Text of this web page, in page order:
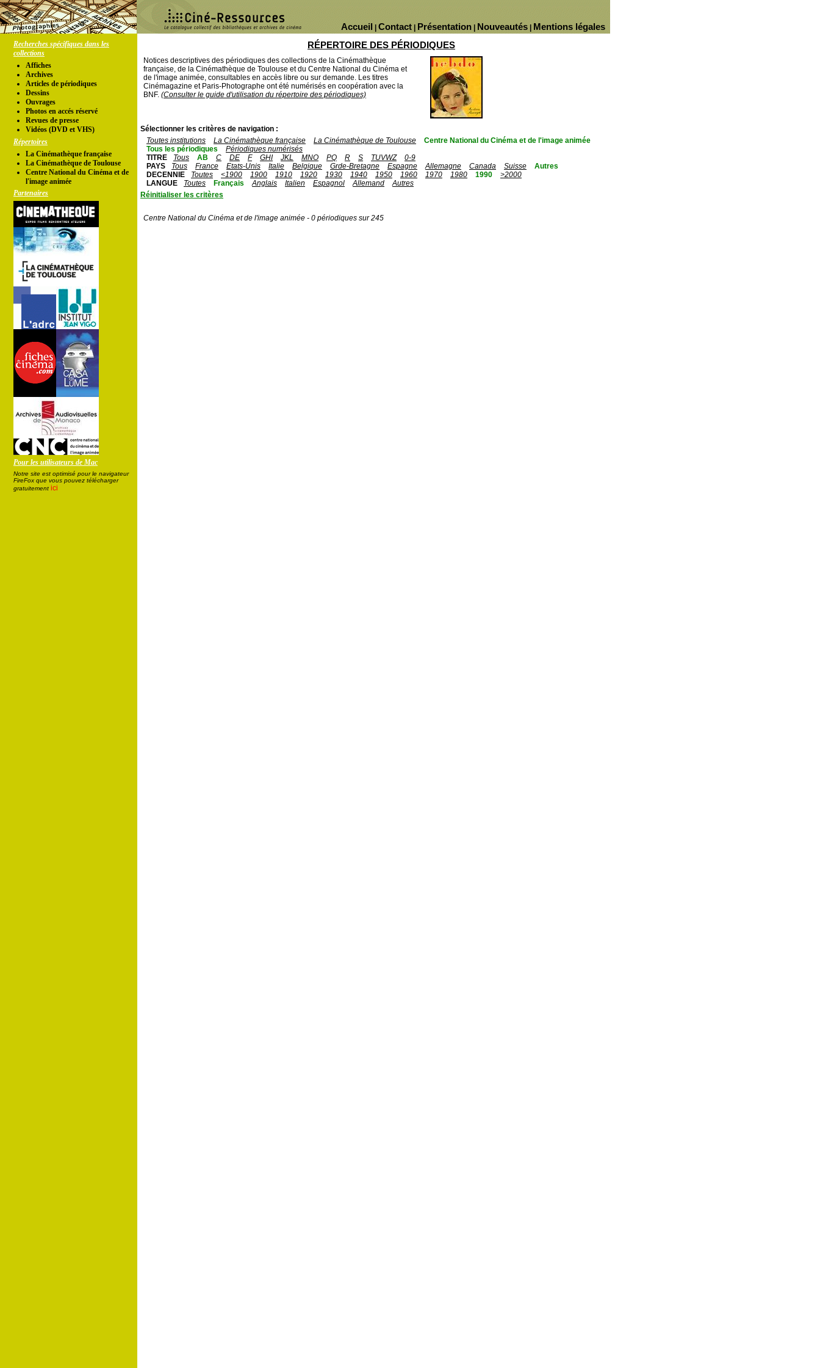
Mentions légales
Nouveautés
Présentation
Contact
Accueil
Recherches spécifiques dans les
collections
Affiches
Archives
Articles de périodiques
Dessins
Ouvrages
Photos en accés réservé
Revues de presse
Vidéos (DVD et VHS)
Répertoires
La Cinémathèque française
La Cinémathèque de Toulouse
Centre National du Cinéma et de
l'image animée
Partenaires
Pour les utilisateurs de Mac
Notre site est optimisé pour le navigateur
FireFox que vous pouvez télécharger
gratuitement ici
RÉPERTOIRE DES PÉRIODIQUES
Notices descriptives des périodiques des collections de la Cinémathèque
française, de la Cinémathèque de Toulouse et du Centre National du Cinéma et
de l'image animée, consultables en accès libre ou sur demande. Les titres
Cinémagazine et Paris-Photographe ont été numérisés en coopération avec la
BNF. (Consulter le guide d'utilisation du répertoire des périodiques)
Sélectionner les critères de navigation :
Toutes institutions
La Cinémathèque française La Cinémathèque de Toulouse
Centre National du Cinéma et de l'image animée
Tous les périodiques
Périodiques numérisés
TITRE
Tous AB C DE F GHI JKL MNO PQ R S TUVWZ
0-9
PAYS
Tous France Etats-Unis Italie Belgique Grde-Bretagne Espagne Allemagne Canada Suisse
Autres
DECENNIE
Toutes <1900 1900 1910 1920 1930 1940 1950 1960 1970 1980 1990
>2000
LANGUE
Toutes Français Anglais Italien Espagnol Allemand
Autres
Réinitialiser les critères
Centre National du Cinéma et de l'image animée - 0 périodiques sur 245